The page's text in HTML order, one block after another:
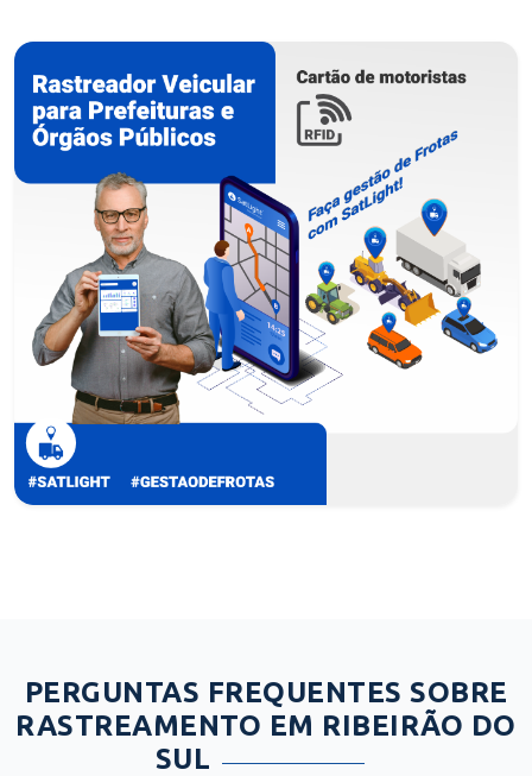
PERGUNTAS FREQUENTES SOBRE
RASTREAMENTO EM RIBEIRÃO DO
SUL